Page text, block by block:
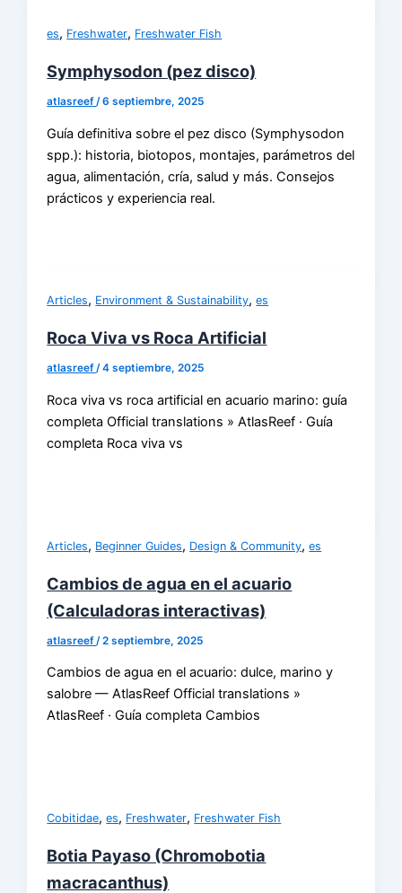
es, Freshwater, Freshwater Fish
Symphysodon (pez disco)
atlasreef/6 septiembre, 2025
Guía definitiva sobre el pez disco (Symphysodon
spp.): historia, biotopos, montajes, parámetros del
agua, alimentación, cría, salud y más. Consejos
prácticos y experiencia real.
Articles, Environment & Sustainability,es
Roca Viva vs Roca Artificial
atlasreef/4 septiembre, 2025
Roca viva vs roca artificial en acuario marino: guía
completa Official translations » AtlasReef · Guía
completa Roca viva vs
Articles, Beginner Guides, Design & Community,es
Cambios de agua en el acuario
(Calculadoras interactivas)
atlasreef /2 septiembre, 2025
Cambios de agua en el acuario: dulce, marino y
salobre — AtlasReef Official translations »
AtlasReef · Guía completa Cambios
Cobitidae,es, Freshwater, Freshwater Fish
Botia Payaso (Chromobotia
macracanthus)